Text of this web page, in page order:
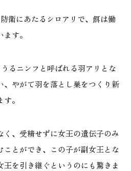
衛にあたるシロアリで、餌は働
す。
るニンフと呼ばれる羽アリとな
、やがて羽を落とし巣をつくり新
。
、受精せずに女王の遺伝子のみ
ことができ、この子が副女王とな
王を引き継ぐというのにも驚きま